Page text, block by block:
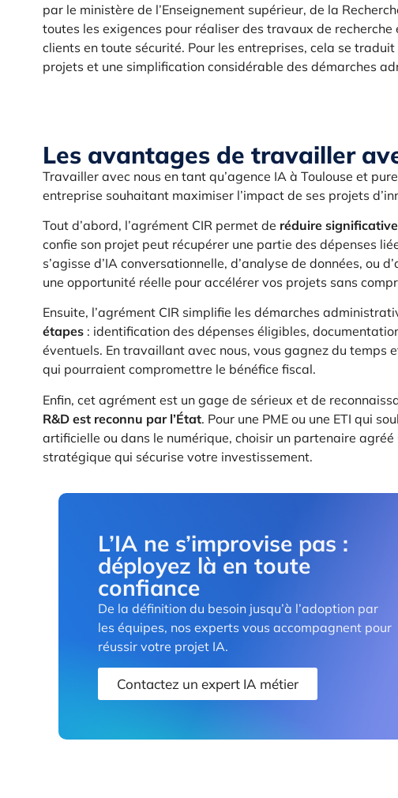
par le ministère de l’Enseignement supérieur, de la
toutes les exigences pour réaliser des travaux de
clients en toute sécurité. Pour les entreprises, cela se
projets et une simplification considérable des démarches
Les avantages de travailler
Travailler avec nous en tant qu’agence IA à Toulouse et
entreprise souhaitant maximiser l’impact de ses projets
Tout d’abord, l’agrément CIR permet de réduire
confie son projet peut récupérer une partie des dépenses
s’agisse d’IA conversationnelle, d’analyse de données, ou
une opportunité réelle pour accélérer vos projets sans
Ensuite, l’agrément CIR simplifie les démarches
étapes: identification des dépenses éligibles,
éventuels. En travaillant avec nous, vous gagnez du temps
qui pourraient compromettre le bénéfice fiscal.
Enfin, cet agrément est un gage de sérieux et de
R&D est reconnu par l’État. Pour une PME ou une ETI qui
artificielle ou dans le numérique, choisir un partenaire agréé
stratégique qui sécurise votre investissement.
L’IA ne s’improvise pas :
déployez là en toute
confiance
De la définition du besoin jusqu’à l’adoption par
les équipes, nos experts vous accompagnent pour
réussir votre projet IA.
Contactez un expert IA métier